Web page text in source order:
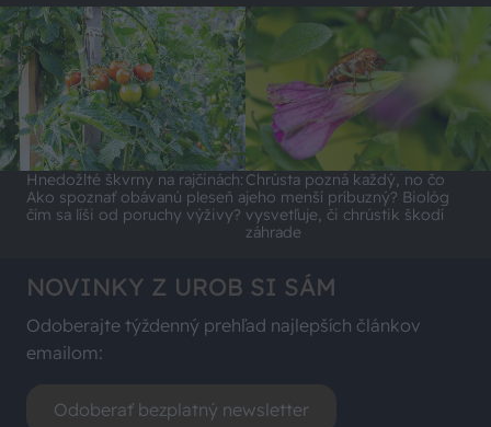
Hnedožlté škvrny na rajčinách:
Ako spoznať obávanú pleseň a
čím sa líši od poruchy výživy?
Chrústa pozná každý, no čo
jeho menší príbuzný? Biológ
vysvetľuje, či chrústik škodí
záhrade
NOVINKY Z UROB SI SÁM
Odoberajte týždenný prehľad najlepších článkov
emailom:
Odoberať bezplatný newsletter